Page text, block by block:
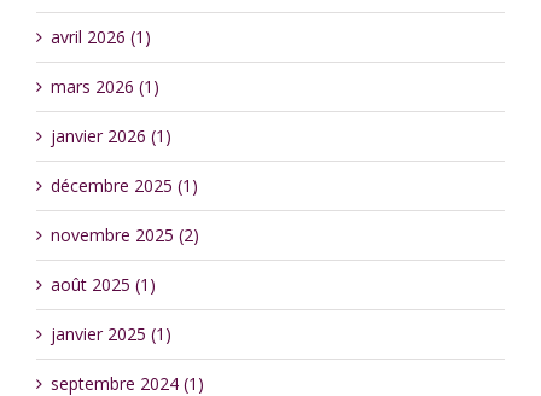
avril 2026 (1)
mars 2026 (1)
janvier 2026 (1)
décembre 2025 (1)
novembre 2025 (2)
août 2025 (1)
janvier 2025 (1)
septembre 2024 (1)